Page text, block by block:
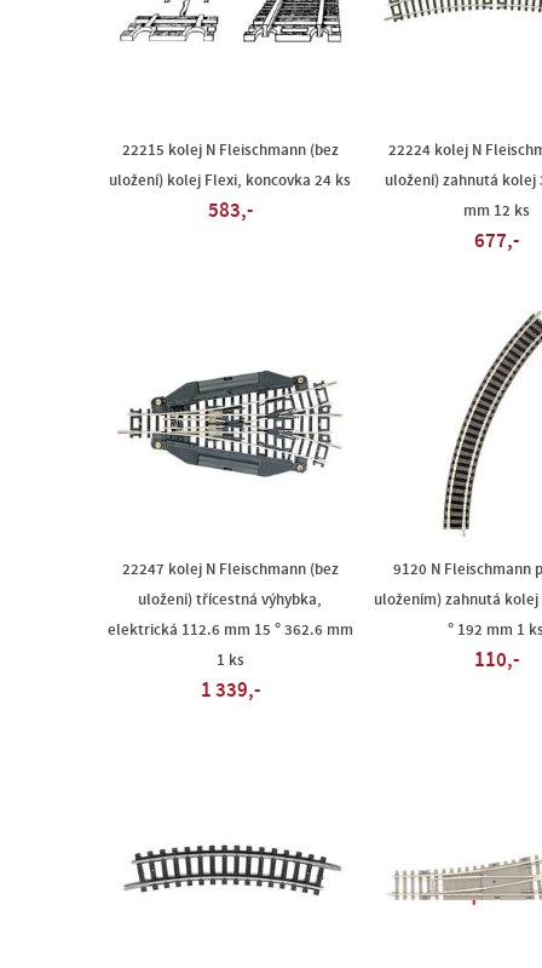
22215 kolej N Fleischmann (bez
uložení) kolej Flexi, koncovka 24 ks
583,-
22224 kolej N
uložení) zahnutá kolej
mm 12 ks
677,-
22247 kolej N Fleischmann (bez
uložení) třícestná výhybka,
elektrická 112.6 mm 15 ° 362.6 mm
1 ks
1 339,-
9120 N Fleischmann
uložením) zahnutá kolej
° 192 mm 1
110,-